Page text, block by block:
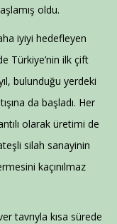
oldu.
iyiyi hedefleyen
Türkiye’nin ilk çift
bulunduğu yerdeki
da başladı. Her
olarak üretimi de
silah sanayinin
kaçınılmaz
tavrıyla kısa sürede